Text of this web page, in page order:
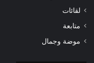
لقائات
متابعة
موضة وجمال